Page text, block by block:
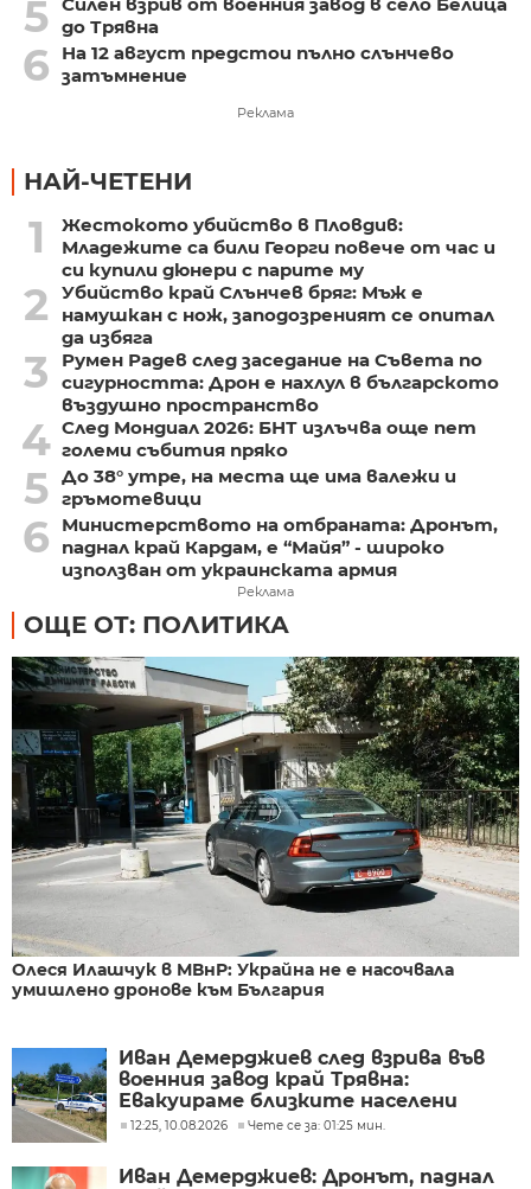
5 до Трявна
6
На 12 август предстои пълно слънчево
затъмнение
Реклама
НАЙ-ЧЕТЕНИ
1
Жестокото убийство в Пловдив:
Младежите са били Георги повече от час и
си купили дюнери с парите му
2
Убийство край Слънчев бряг: Мъж е
намушкан с нож, заподозреният се опитал
да избяга
3
Румен Радев след заседание на Съвета по
сигурността: Дрон е нахлул в българското
въздушно пространство
4 След Мондиал 2026: БНТ излъчва още пет
големи събития пряко
5 До 38° утре, на места ще има валежи и
гръмотевици
6
Министерството на отбраната: Дронът,
паднал край Кардам, е “Майя” - широко
използван от украинската армия
Реклама
ОЩЕ ОТ: ПОЛИТИКА
Олеся Илашчук в МВнР: Украйна не е насочвала
умишлено дронове към България
Иван Демерджиев след взрива във
военния завод край Трявна:
Евакуираме близките населени
места
12:25, 10.08.2026 Чете се за: 01:25 мин.
Иван Демерджиев: Дронът, паднал